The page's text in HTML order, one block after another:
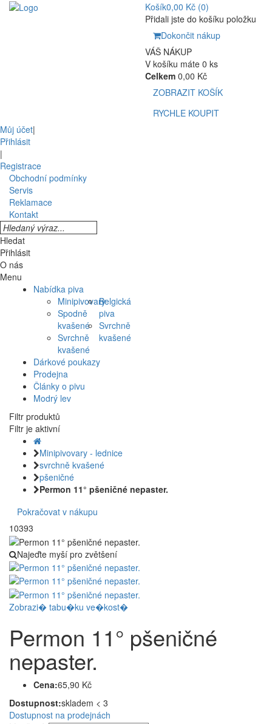
Košík0,00 Kč (0)
Přidali jste do košíku položku
Dokončit nákup
VÁŠ NÁKUP
V košíku máte 0 ks
Celkem 0,00 Kč
ZOBRAZIT KOŠÍK
RYCHLE KOUPIT
Můj účet|
Přihlásit
|
Registrace
Obchodní podmínky
Servis
Reklamace
Kontakt
Hledat
Přihlásit
O nás
Menu
Nabídka piva
Minipivovary
Spodně
kvašené
Svrchně
kvašené
Belgická
piva
Svrchně
kvašené
Dárkové poukazy
Prodejna
Články o pivu
Modrý lev
Filtr produktů
Filtr je aktivní
Minipivovary - lednice
svrchně kvašené
pšeničné
Permon 11° pšeničné nepaster.
Pokračovat v nákupu
10393
Najeďte myší pro zvětšení
Zobrazi� tabu�ku ve�kost�
Permon 11° pšeničné
nepaster.
Cena:65,90 Kč
Dostupnost:skladem < 3
Dostupnost na prodejnách